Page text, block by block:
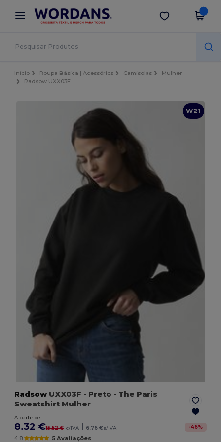
× App Wordans
Melhores preços na app!
Obter app
Início Roupa Básica | Acessórios Camisolas
Mulher
Radsow UXX03F
W21
RadsowUXX03F - Preto - The Paris
Sweatshirt Mulher
A partir de
8.32 €15.52 € c/IVA | 6.76 €s/IVA -46%
4.8 5 Avaliações